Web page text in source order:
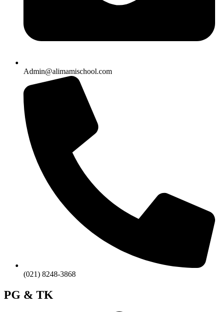
Admin@alimamischool.com
(021) 8248-3868
PG & TK